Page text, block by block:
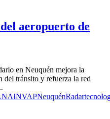
aeropuerto de
en Neuquén mejora la
del tránsito y refuerza la red
INVAPNeuquénRadar